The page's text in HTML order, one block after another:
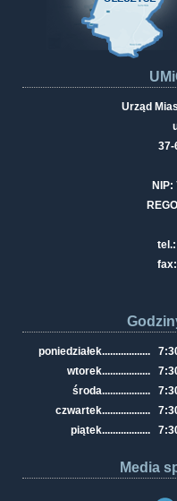
Urząd
37-
NIP:
poniedziałek..................
wtorek..................
środa..................
czwartek..................
piątek..................
Media